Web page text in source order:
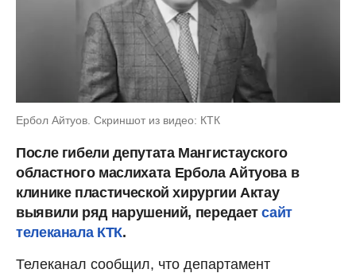
Ербол Айтуов. Скриншот из видео: КТК
После гибели депутата Мангистауского
областного маслихата Ербола Айтуова в
клинике пластической хирургии Актау
выявили ряд нарушений, передаетсайт
телеканала КТК.
Телеканал сообщил, что департамент